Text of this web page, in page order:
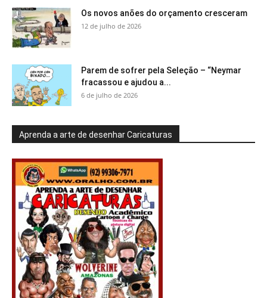
Os novos anões do orçamento cresceram
12 de julho de 2026
Parem de sofrer pela Seleção – “Neymar
fracassou e ajudou a...
6 de julho de 2026
Aprenda a arte de desenhar Caricaturas